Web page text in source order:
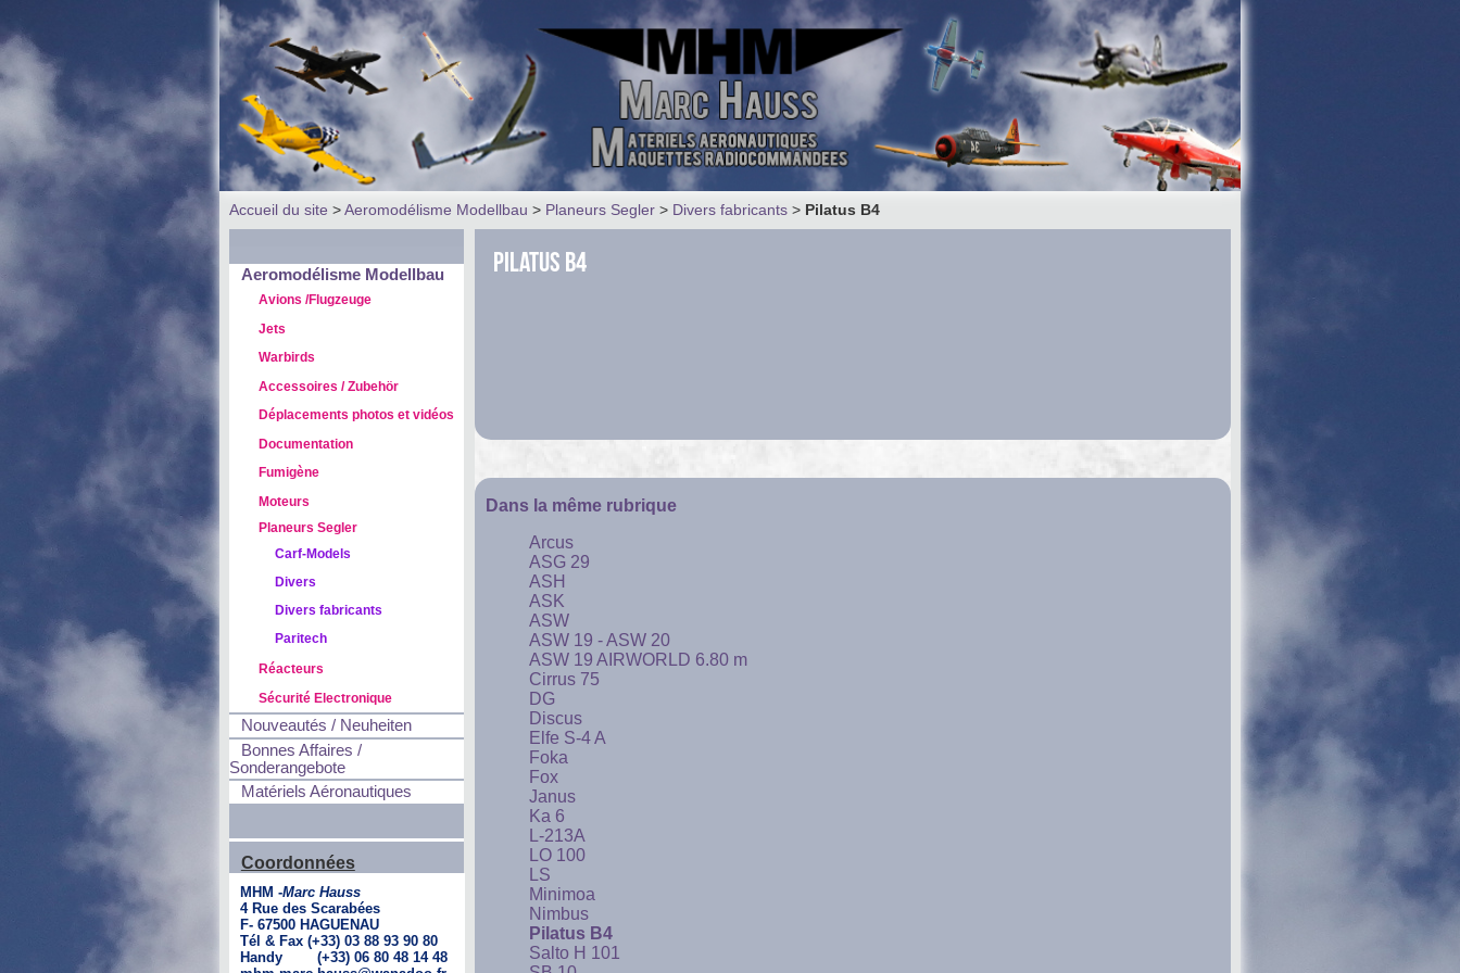
Accueil du site >Aeromodélisme Modellbau > Planeurs Segler > Divers fabricants > Pilatus B4
Aeromodélisme Modellbau
Avions /Flugzeuge
Jets
Warbirds
Accessoires / Zubehör
Déplacements photos et vidéos
Documentation
Fumigène
Moteurs
Planeurs Segler
Carf-Models
Divers
Divers fabricants
Paritech
Réacteurs
Sécurité Electronique
Nouveautés / Neuheiten
Bonnes Affaires /
Sonderangebote
Matériels Aéronautiques
Coordonnées
MHM -Marc Hauss
4 Rue des Scarabées
F- 67500 HAGUENAU
Tél & Fax (+33) 03 88 93 90 80
Handy (+33) 06 80 48 14 48
Pilatus B4
Dans la même rubrique
Arcus
ASG 29
ASH
ASK
ASW
ASW 19 - ASW 20
ASW 19 AIRWORLD 6.80 m
Cirrus 75
DG
Discus
Elfe S-4 A
Foka
Fox
Janus
Ka 6
L-213A
LO 100
LS
Minimoa
Nimbus
Pilatus B4
Salto H 101